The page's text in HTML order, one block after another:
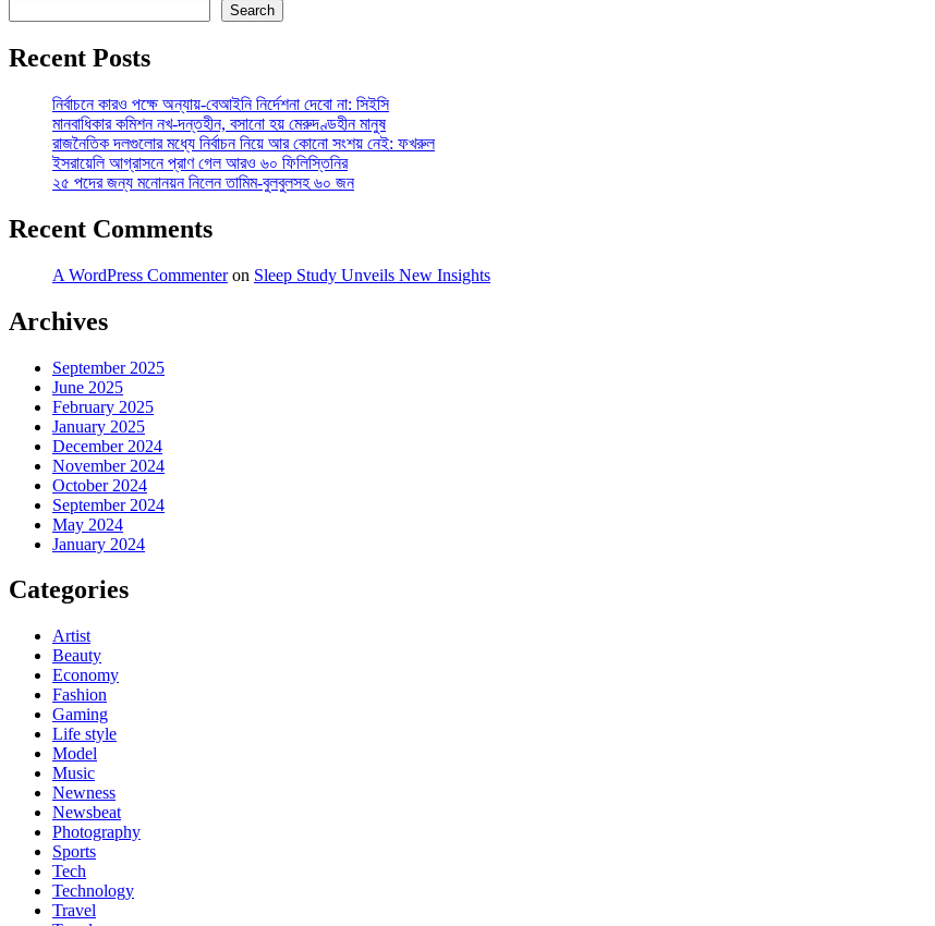
Search
Recent Posts
নির্বাচনে কারও পক্ষে অন্যায়-বেআইনি নির্দেশনা দেবো না: সিইসি
মানবাধিকার কমিশন নখ-দন্তহীন, বসানো হয় মেরুদণ্ডহীন মানুষ
রাজনৈতিক দলগুলোর মধ্যে নির্বাচন নিয়ে আর কোনো সংশয় নেই: ফখরুল
ইসরায়েলি আগ্রাসনে প্রাণ গেল আরও ৬০ ফিলিস্তিনির
২৫ পদের জন্য মনোনয়ন নিলেন তামিম-বুলবুলসহ ৬০ জন
Recent Comments
A WordPress Commenteron Sleep Study Unveils New Insights
Archives
September 2025
June 2025
February 2025
January 2025
December 2024
November 2024
October 2024
September 2024
May 2024
January 2024
Categories
Artist
Beauty
Economy
Fashion
Gaming
Life style
Model
Music
Newness
Newsbeat
Photography
Sports
Tech
Technology
Travel